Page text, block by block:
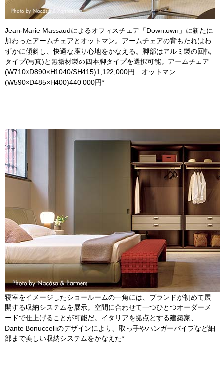
Jean-Marie Massaudによるオフィスチェア「Downtown」に新たに
加わったアームチェアとオットマン。アームチェアの背もたれはわ
ずかに傾斜し、快適な座り心地をかなえる。脚部はアルミ製の回転
タイプ(写真)と無垢材製の四本脚タイプを選択可能。アームチェア
(W710×D890×H1040/SH415)1,122,000円 オットマン
(W590×D485×H400)440,000円*
寝室をイメージしたショールームの一角には、ブランドが初めて展
開する収納システムを展示。空間に合わせて一つひとつオーダーメ
ードで仕上げることが可能だ。イタリアを拠点とする建築家、
Dante Bonuccelliのデザインにより、取っ手やハンガーパイプなど細
部まで美しい収納システムをかなえた*